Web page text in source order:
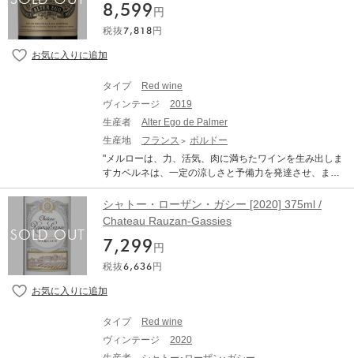
8,599 円
税抜7,818 円
タイプ
Red wine
ヴィンテージ
2019
生産者
Alter Ego de Palmer
生産地
フランス
ボルドー
"メルローは、力、活気、肉に満ちたワインを生み出しま
すカベルネは、一定の涼しさと予備力を発達させ、まれ
な区別のワインを生産します 2019年を例外的なヴィンテ
ージの希少なサークルに置いたのは、この珍しい結婚で
すメルロー51％、カベルネソーヴィニヨン40％、プチヴ
ェルドー9％ ※本文はオンラインでの自動翻訳になりま
す。"
シャトー・ローザン・ガシー [2020] 375ml /
Chateau Rauzan-Gassies
7,299 円
税抜6,636 円
タイプ
Red wine
ヴィンテージ
2020